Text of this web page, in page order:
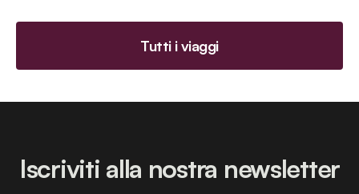
Tutti i viaggi
Iscriviti alla nostra newsletter